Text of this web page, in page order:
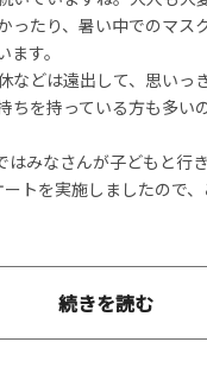
ったり、暑い中でのマス
す。
などは遠出して、思いっ
ちを持っている方も多い
はみなさんが子どもと行
トを実施しましたので
続きを読む